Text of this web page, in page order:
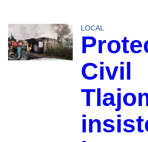
LOCAL
Civil